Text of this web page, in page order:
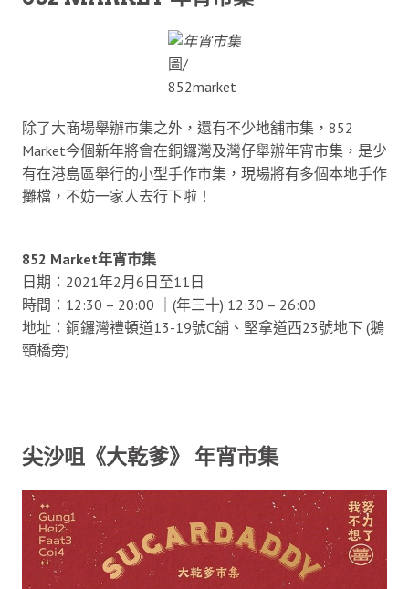
圖/
852market
除了大商場舉辦市集之外，還有不少地舖市集，852
Market今個新年將會在銅鑼灣及灣仔舉辦年宵市集，是少
有在港島區舉行的小型手作市集，現場將有多個本地手作
攤檔，不妨一家人去行下啦！
852 Market年宵市集
日期：2021年2月6日至11日
時間：12:30 – 20:00 ｜(年三十) 12:30 – 26:00
地址：銅鑼灣禮頓道13-19號C舖、堅拿道西23號地下 (鵝
頸橋旁)
尖沙咀《大乾爹》 年宵市集